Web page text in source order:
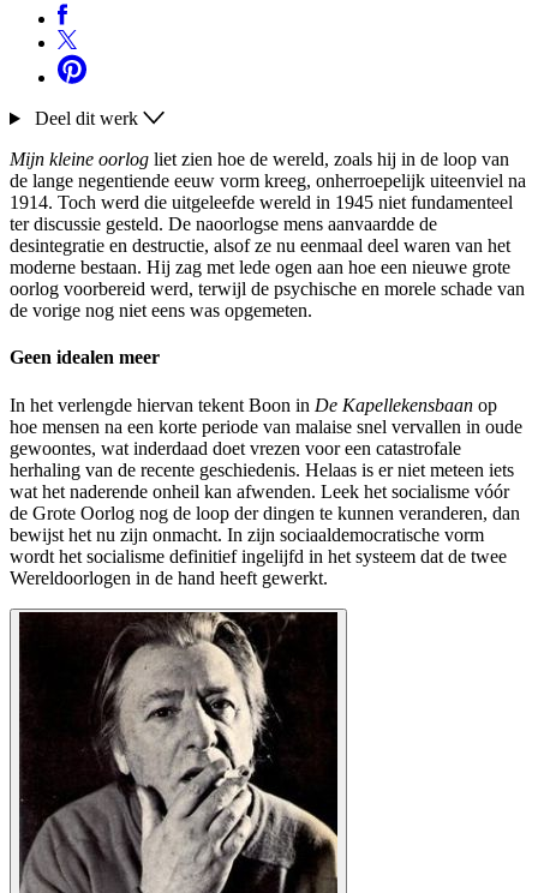
Deel dit werk
Mijn kleine oorlog liet zien hoe de wereld, zoals hij in de loop van
de lange negentiende eeuw vorm kreeg, onherroepelijk uiteenviel na
1914. Toch werd die uitgeleefde wereld in 1945 niet fundamenteel
ter discussie gesteld. De naoorlogse mens aanvaardde de
desintegratie en destructie, alsof ze nu eenmaal deel waren van het
moderne bestaan. Hij zag met lede ogen aan hoe een nieuwe grote
oorlog voorbereid werd, terwijl de psychische en morele schade van
de vorige nog niet eens was opgemeten.
Geen idealen meer
In het verlengde hiervan tekent Boon in De Kapellekensbaan op
hoe mensen na een korte periode van malaise snel vervallen in oude
gewoontes, wat inderdaad doet vrezen voor een catastrofale
herhaling van de recente geschiedenis. Helaas is er niet meteen iets
wat het naderende onheil kan afwenden. Leek het socialisme vóór
de Grote Oorlog nog de loop der dingen te kunnen veranderen, dan
bewijst het nu zijn onmacht. In zijn sociaaldemocratische vorm
wordt het socialisme definitief ingelijfd in het systeem dat de twee
Wereldoorlogen in de hand heeft gewerkt.